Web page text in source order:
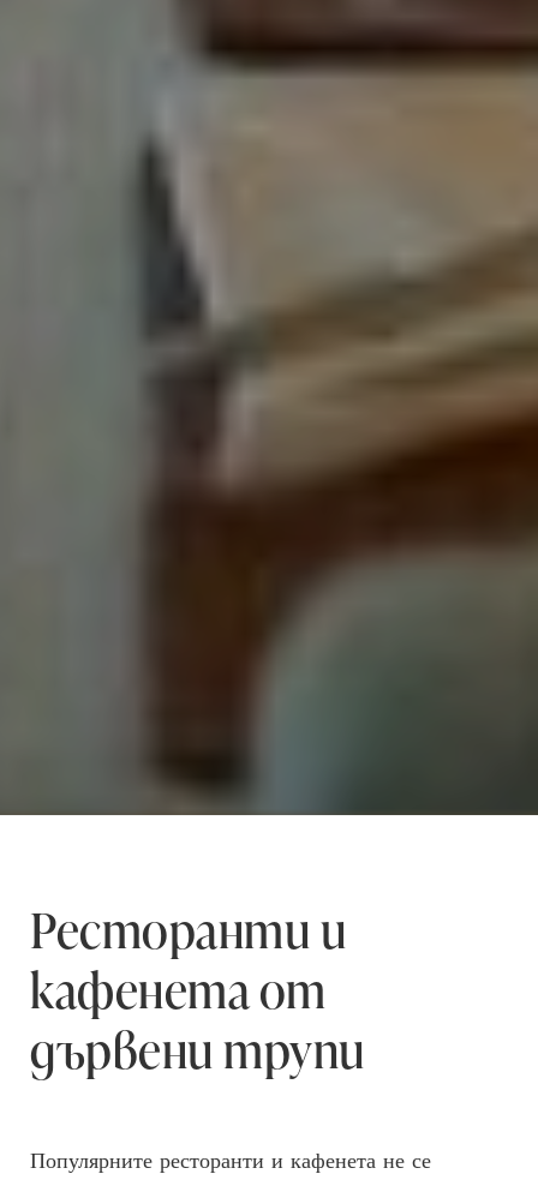
Ресторанти и
кафенета от
дървени трупи
Популярните ресторанти и кафенета не се